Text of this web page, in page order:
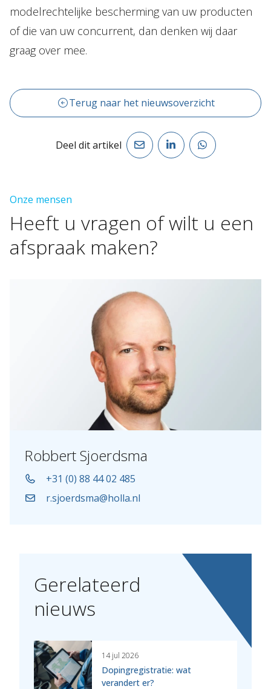
modelrechtelijke bescherming van uw producten
of die van uw concurrent, dan denken wij daar
graag over mee.
Terug naar het nieuwsoverzicht
Deel dit artikel
Onze mensen
Heeft u vragen ofwilt u een
afspraak maken?
Robbert Sjoerdsma
+31 (0) 88 44 02 485
r.sjoerdsma@holla.nl
Gerelateerd
nieuws
14 jul 2026
Dopingregistratie: wat
verandert er?